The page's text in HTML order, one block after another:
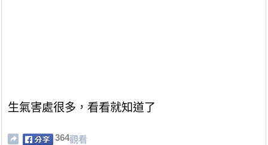
生氣害處很多，看看就知道了
364觀看